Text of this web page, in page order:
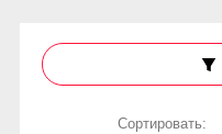
Сортировать: